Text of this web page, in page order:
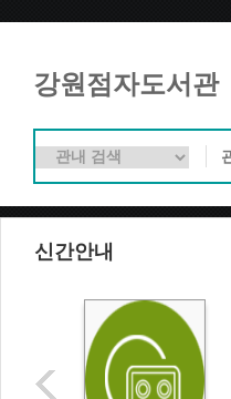
강원점자도서관
신간안내